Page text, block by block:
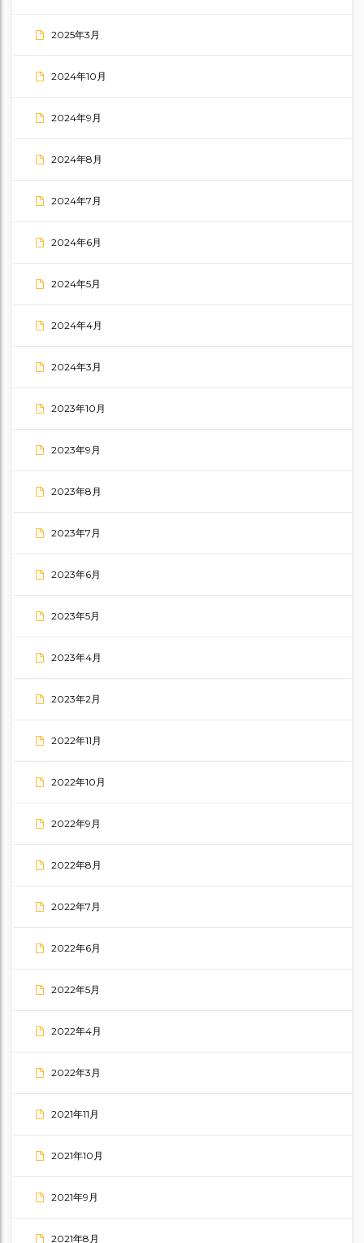
2025年3月
2024年10月
2024年9月
2024年8月
2024年7月
2024年6月
2024年5月
2024年4月
2024年3月
2023年10月
2023年9月
2023年8月
2023年7月
2023年6月
2023年5月
2023年4月
2023年2月
2022年11月
2022年10月
2022年9月
2022年8月
2022年7月
2022年6月
2022年5月
2022年4月
2022年3月
2021年11月
2021年10月
2021年9月
2021年8月